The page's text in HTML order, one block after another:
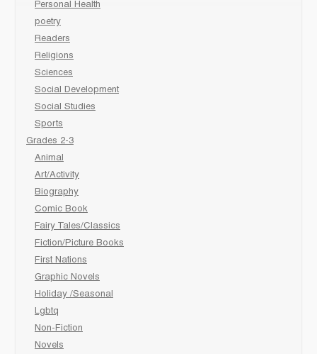
Personal Health
poetry
Readers
Religions
Sciences
Social Development
Social Studies
Sports
Grades 2-3
Animal
Art/Activity
Biography
Comic Book
Fairy Tales/Classics
Fiction/Picture Books
First Nations
Graphic Novels
Holiday /Seasonal
Lgbtq
Non-Fiction
Novels